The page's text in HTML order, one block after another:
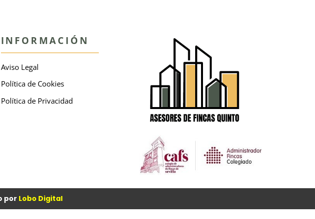
INFORMACIÓN
Aviso Legal
Política de Cookies
Política de Privacidad
por Lobo Digital